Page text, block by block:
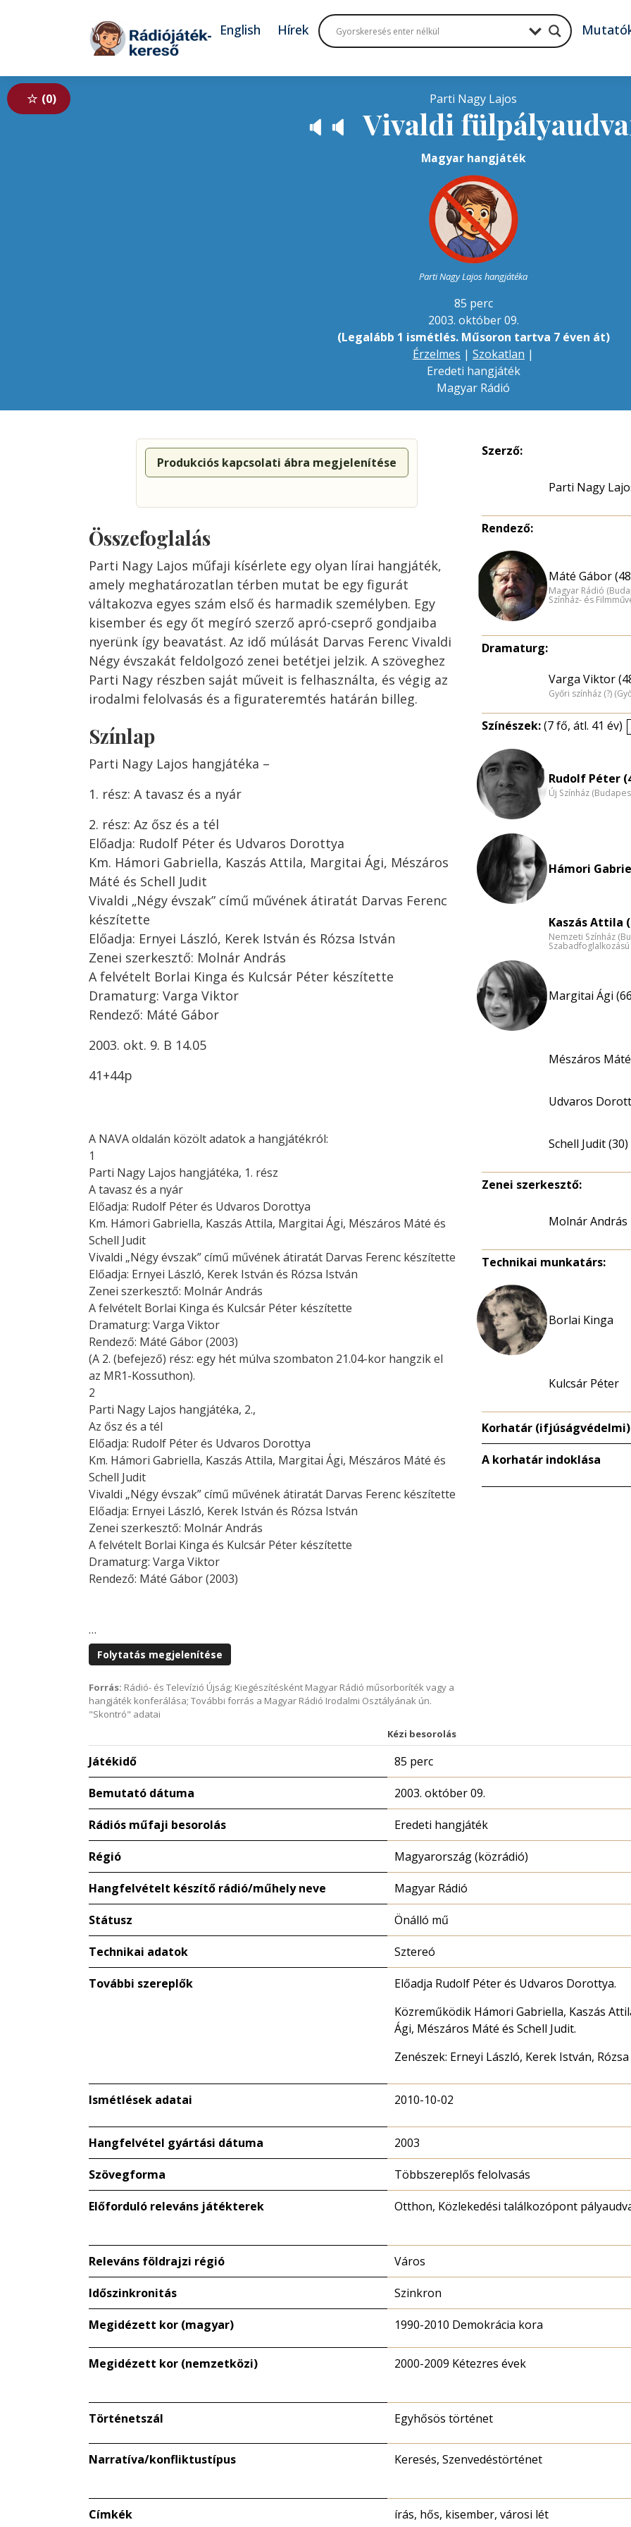
Tovább a tartalomhoz
English Hírek
0 Parti Nagy Lajos
🔈 🔈 Vivaldi
Magyar hangjáték
Parti Nagy Lajos hangjátéka
85 perc
2003. október 09.
(Legalább 1 ismétlés. Műsoron tartva 7 éven át)
Érzelmes | Szokatlan |
Eredeti hangjáték
Magyar Rádió
Produkciós kapcsolati ábra megjelenítése
Összefoglalás
Parti Nagy Lajos műfaji kísérlete egy olyan lírai hangjáték,
amely meghatározatlan térben mutat be egy figurát
váltakozva egyes szám első és harmadik személyben. Egy
kisember és egy őt megíró szerző apró-cseprő gondjaiba
nyerünk így beavatást. Az idő múlását Darvas Ferenc Vivaldi
Négy évszakát feldolgozó zenei betétjei jelzik. A szöveghez
Parti Nagy részben saját műveit is felhasználta, és végig az
irodalmi felolvasás és a figurateremtés határán billeg.
Színlap
Parti Nagy Lajos hangjátéka –
1. rész: A tavasz és a nyár
2. rész: Az ősz és a tél
Előadja: Rudolf Péter és Udvaros Dorottya
Km. Hámori Gabriella, Kaszás Attila, Margitai Ági, Mészáros
Máté és Schell Judit
Vivaldi „Négy évszak” című művének átiratát Darvas Ferenc
készítette
Előadja: Ernyei László, Kerek István és Rózsa István
Zenei szerkesztő: Molnár András
A felvételt Borlai Kinga és Kulcsár Péter készítette
Dramaturg: Varga Viktor
Rendező: Máté Gábor
2003. okt. 9. B 14.05
41+44p
A NAVA oldalán közölt adatok a hangjátékról:
1
Parti Nagy Lajos hangjátéka, 1. rész
A tavasz és a nyár
Előadja: Rudolf Péter és Udvaros Dorottya
Km. Hámori Gabriella, Kaszás Attila, Margitai Ági, Mészáros Máté és
Schell Judit
Vivaldi „Négy évszak” című művének átiratát Darvas Ferenc készítette
Előadja: Ernyei László, Kerek István és Rózsa István
Zenei szerkesztő: Molnár András
A felvételt Borlai Kinga és Kulcsár Péter készítette
Dramaturg: Varga Viktor
Rendező: Máté Gábor (2003)
(A 2. (befejező) rész: egy hét múlva szombaton 21.04-kor hangzik el
az MR1-Kossuthon).
2
Parti Nagy Lajos hangjátéka, 2.,
Az ősz és a tél
Előadja: Rudolf Péter és Udvaros Dorottya
Km. Hámori Gabriella, Kaszás Attila, Margitai Ági, Mészáros Máté és
Schell Judit
Vivaldi „Négy évszak” című művének átiratát Darvas Ferenc készítette
Előadja: Ernyei László, Kerek István és Rózsa István
Zenei szerkesztő: Molnár András
A felvételt Borlai Kinga és Kulcsár Péter készítette
Dramaturg: Varga Viktor
Rendező: Máté Gábor (2003)
…
Folytatás megjelenítése
Forrás: Rádió- és Televízió Újság; Kiegészítésként Magyar Rádió műsorboríték vagy a
hangjáték konferálása; További forrás a Magyar Rádió Irodalmi Osztályának ún.
"Skontró" adatai
Szerző:
Parti Nagy
Rendező:
Máté Gábor
Magyar Rádió
Színház- és
Dramaturg:
Varga Viktor
Győri színház (?)
Színészek:(7 fő, átl. 41 év)
Rudolf Péter
Új Színház
Hámori
Kaszás Attila
Nemzeti Színház
Szabadfoglalkozású
Margitai Ági
Mészáros
Udvaros
Schell Judit (30)
Zenei szerkesztő:
Molnár András
Technikai munkatárs:
Borlai Kinga
Kulcsár Péter
Korhatár (ifjúságvédelmi)
A korhatár indoklása
Kézi besorolás
Játékidő 85 perc
Bemutató dátuma 2003. október 09.
Rádiós műfaji besorolás Eredeti hangjáték
Régió Magyarország (közrádió)
Hangfelvételt készítő rádió/műhely neve Magyar Rádió
Státusz Önálló mű
Technikai adatok Sztereó
További szereplők
Előadja Rudolf Péter és Udvaros Dorottya.
Közreműködik Hámori Gabriella, Kaszás
Ági, Mészáros Máté és Schell Judit.
Zenészek: Erneyi László, Kerek István,
Ismétlések adatai 2010-10-02
Hangfelvétel gyártási dátuma 2003
Szövegforma Többszereplős felolvasás
Előforduló releváns játékterek Otthon, Közlekedési találkozópont
Releváns földrajzi régió Város
Időszinkronitás Szinkron
Megidézett kor (magyar) 1990-2010 Demokrácia kora
Megidézett kor (nemzetközi) 2000-2009 Kétezres évek
Történetszál Egyhősös történet
Narratíva/konfliktustípus Keresés, Szenvedéstörténet
Címkék írás, hős, kisember, városi lét